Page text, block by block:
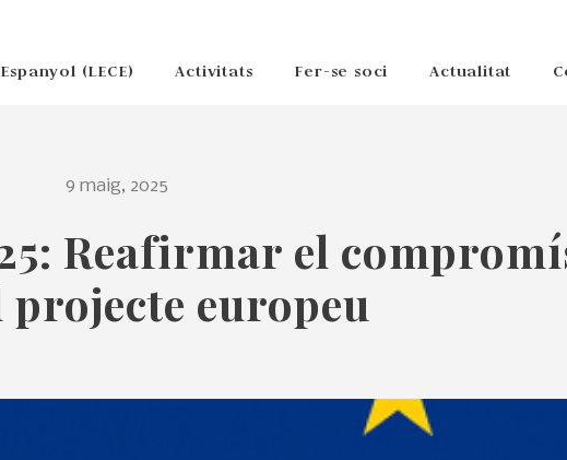
(LECE) Activitats Fer-se soci Actualitat
9 maig, 2025
Reafirmar el
projecte europeu